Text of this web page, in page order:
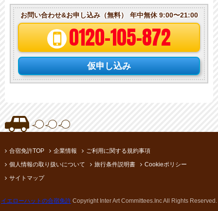
お問い合わせ&お申し込み（無料） 年中無休 9:00〜21:00
0120-105-872
仮申し込み
合宿免許TOP 企業情報
ご利用に関する規約事項
個人情報の取り扱いについて
旅行条件説明書
Cookieポリシー
サイトマップ
イエローハットの合宿免許 Copyright Inter Art Committees.Inc All Rights Reserved.